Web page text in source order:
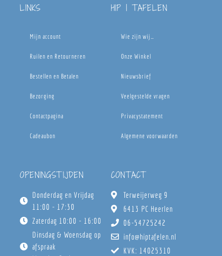
LINKS
Mijn account
Ruilen en Retourneren
Bestellen en Betalen
Bezorging
Contactpagina
Cadeaubon
HIP | TAFELEN
Wie zijn wij…
Onze Winkel
Nieuwsbrief
Veelgestelde vragen
Privacystatement
Algemene voorwaarden
OPENINGSTIJDEN
Donderdag en Vrijdag
11:00 - 17:30
Zaterdag 10:00 - 16:00
Dinsdag & Woensdag op
afspraak
CONTACT
Terweijerweg 9
6413 PC Heerlen
06-54725242
info@hiptafelen.nl
KVK: 14025310